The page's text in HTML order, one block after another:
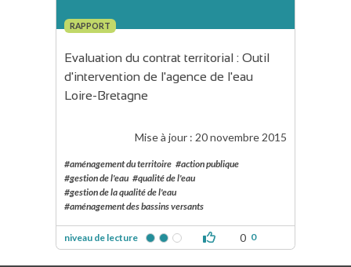
RAPPORT
Evaluation du contrat territorial : Outil
d'intervention de l'agence de l'eau
Loire-Bretagne
Mise à jour : 20 novembre 2015
#aménagement du territoire #action publique
#gestion de l'eau #qualité de l'eau
#gestion de la qualité de l'eau
#aménagement des bassins versants
niveau de lecture 0 0